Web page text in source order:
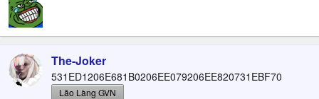
The-Joker
531ED1206E681B0206EE079206EE820731EBF70
Lão Làng GVN